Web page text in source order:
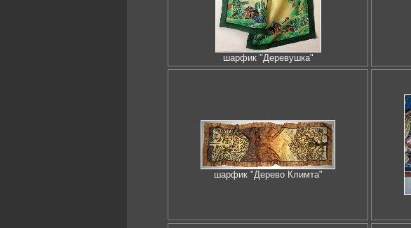
шарфик "Деревушка"
шарфик "Дерево Климта"